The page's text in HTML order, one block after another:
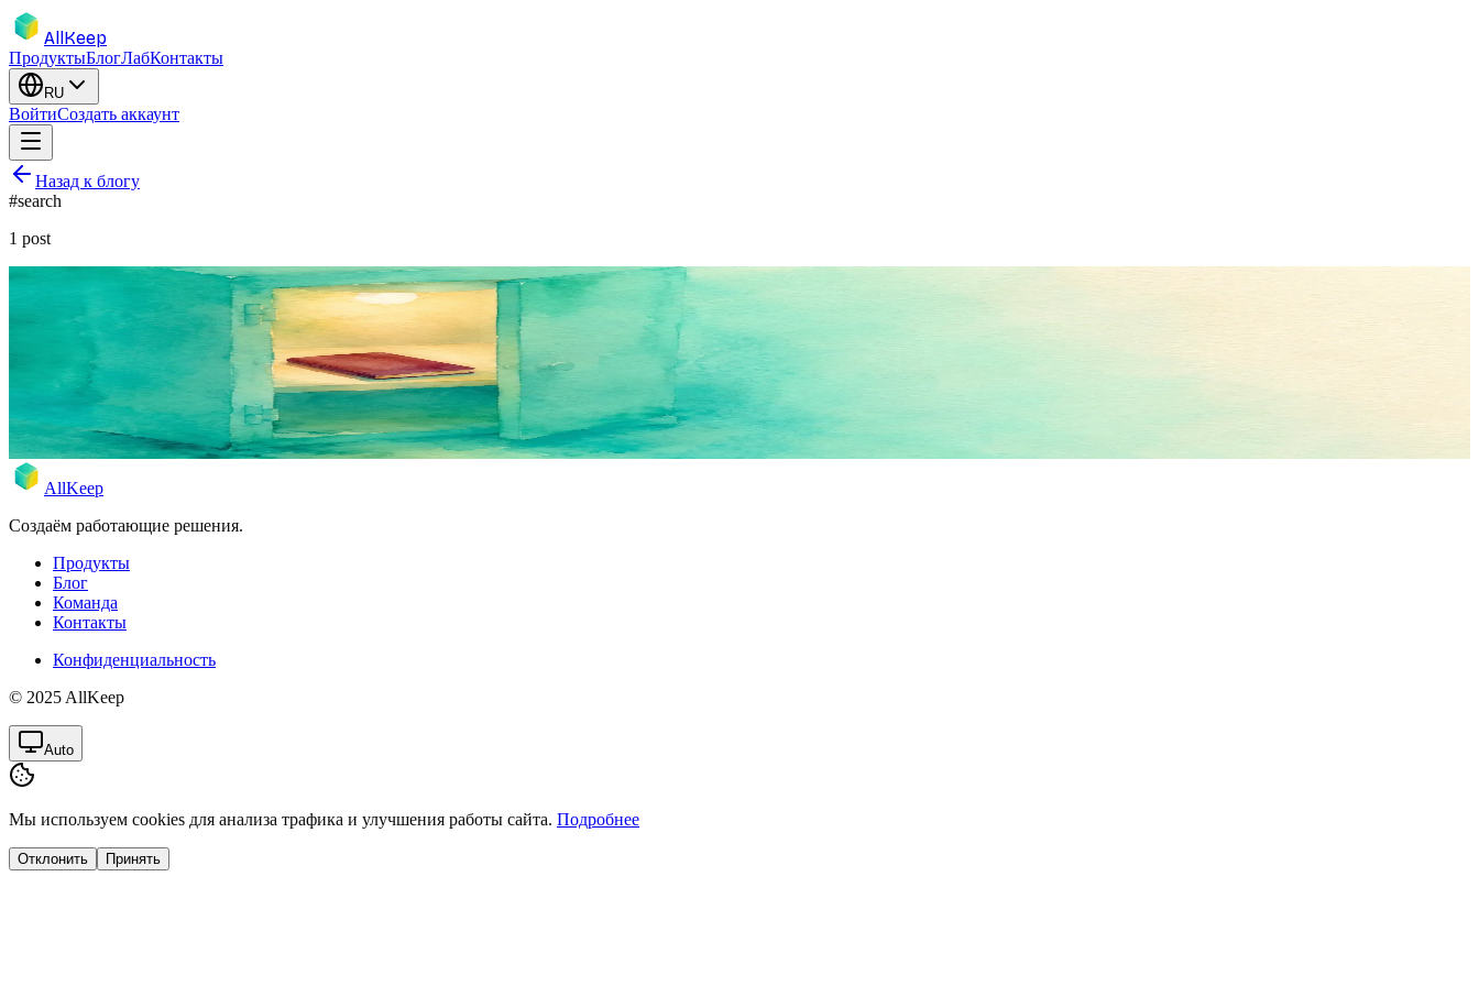
AllKeep
ПродуктыБлогЛабКонтакты
RU
ВойтиСоздать аккаунт
Назад к блогу
#search
1 post
inventory
productfeature
Где мой паспорт: история в 5:40 утра о том, как находить вещи быстро
Поиск по своему инвентарю обычными словами. Введите «где мой паспорт» — получите комнату, шкаф, полку. Сделано для утра, когда не думается.
17 мая 2026 г.Rodion
AllKeep
Создаём работающие решения.
Продукты
Блог
Команда
Контакты
Конфиденциальность
© 2025 AllKeep
Auto
Мы используем cookies для анализа трафика и улучшения работы сайта. Подробнее
Отклонить Принять